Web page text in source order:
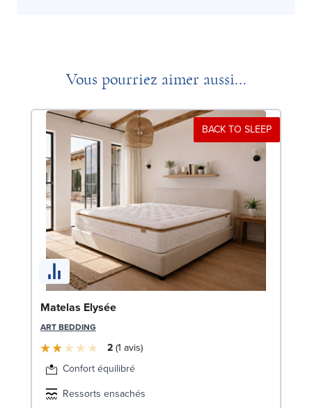
Vous pourriez aimer aussi...
BACK TO SLEEP
Matelas Elysée
ART BEDDING
2 1 avis
Confort équilibré
Ressorts ensachés